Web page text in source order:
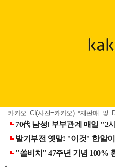
카카오 CI(사진=카카오) *재판매 및